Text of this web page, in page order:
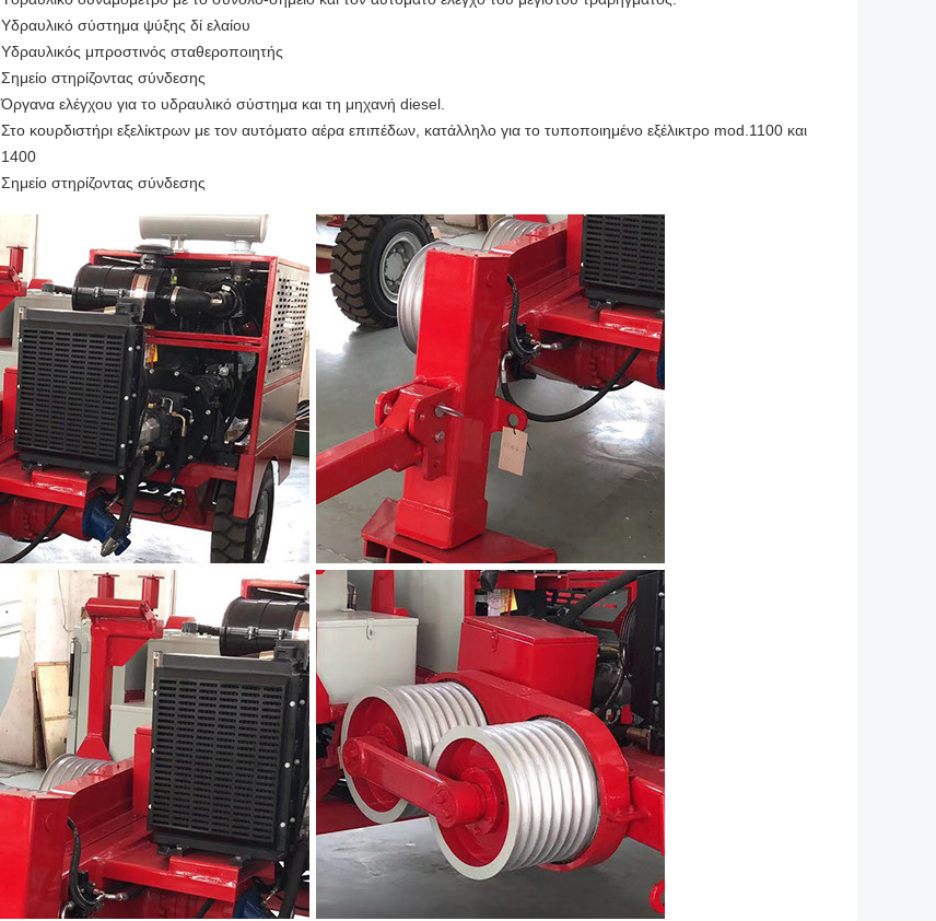
Υδραυλικό σύστημα ψύξης δί ελαίου
Υδραυλικός μπροστινός σταθεροποιητής
Σημείο στηρίζοντας σύνδεσης
Όργανα ελέγχου για το υδραυλικό σύστημα και τη μηχανή diesel.
Στο κουρδιστήρι εξελίκτρων με τον αυτόματο αέρα επιπέδων, κατάλληλο για το τυποποιημένο εξέλικτρο mod.1100 και
1400
Σημείο στηρίζοντας σύνδεσης